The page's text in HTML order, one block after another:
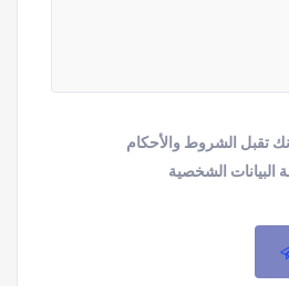
تقبل الشروط والأحكام
البيانات الشخصية